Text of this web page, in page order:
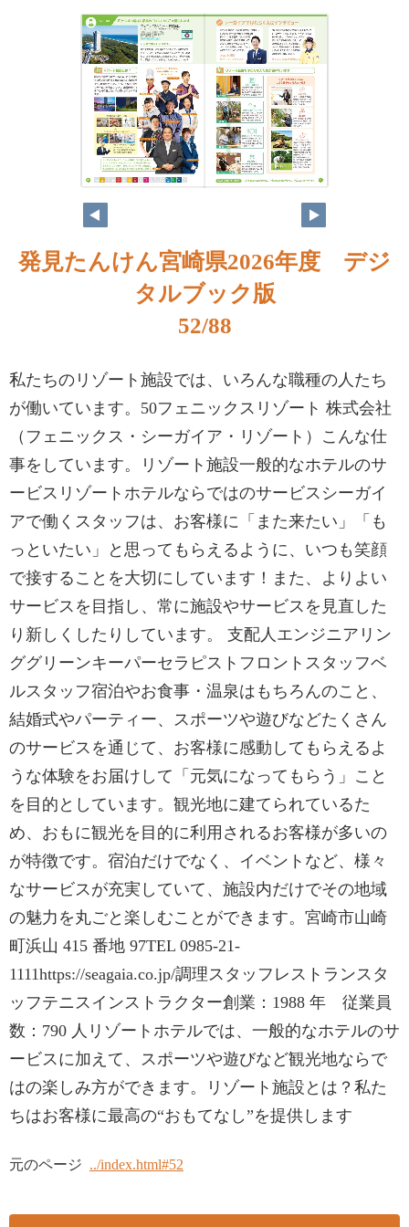
発見たんけん宮崎県2026年度 デジ
タルブック版
52/88
私たちのリゾート施設では、いろんな職種の人たち
が働いています。50フェニックスリゾート 株式会社
（フェニックス・シーガイア・リゾート）こんな仕
事をしています。リゾート施設一般的なホテルのサ
ービスリゾートホテルならではのサービスシーガイ
アで働くスタッフは、お客様に「また来たい」「も
っといたい」と思ってもらえるように、いつも笑顔
で接することを大切にしています！また、よりよい
サービスを目指し、常に施設やサービスを見直した
り新しくしたりしています。 支配人エンジニアリン
ググリーンキーパーセラピストフロントスタッフベ
ルスタッフ宿泊やお食事・温泉はもちろんのこと、
結婚式やパーティー、スポーツや遊びなどたくさん
のサービスを通じて、お客様に感動してもらえるよ
うな体験をお届けして「元気になってもらう」こと
を目的としています。観光地に建てられているた
め、おもに観光を目的に利用されるお客様が多いの
が特徴です。宿泊だけでなく、イベントなど、様々
なサービスが充実していて、施設内だけでその地域
の魅力を丸ごと楽しむことができます。宮崎市山崎
町浜山 415 番地 97TEL 0985-21-
1111https://seagaia.co.jp/調理スタッフレストランスタ
ッフテニスインストラクター創業：1988 年 従業員
数：790 人リゾートホテルでは、一般的なホテルのサ
ービスに加えて、スポーツや遊びなど観光地ならで
はの楽しみ方ができます。リゾート施設とは？私た
ちはお客様に最高の“おもてなし”を提供します
元のページ ../index.html#52